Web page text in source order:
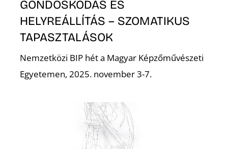
GONDOSKODÁS ÉS
HELYREÁLLÍTÁS – SZOMATIKUS
TAPASZTALÁSOK
Nemzetközi BIP hét a Magyar Képzőművészeti
Egyetemen, 2025. november 3-7.